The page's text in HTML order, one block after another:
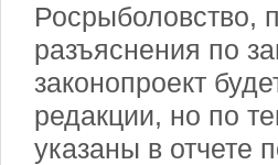
Росрыболовство,
разъяснения по
законопроект
редакции, но по
указаны в отчете